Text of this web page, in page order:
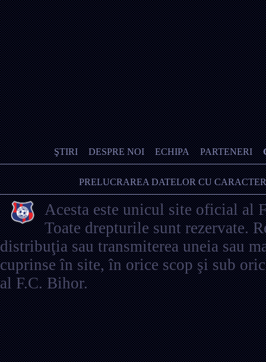
ŞTIRI DESPRE NOI ECHIPA PARTENERI
PRELUCRAREA DATELOR CU
Acesta este unicul site oficial al
Toate drepturile sunt rezervate.
distribuţia sau transmiterea uneia sau
cuprinse în site, în orice scop şi sub
al F.C. Bihor.